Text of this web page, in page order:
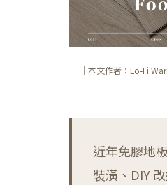
｜本文作者：Lo-Fi
近年免膠地
裝潢、DIY